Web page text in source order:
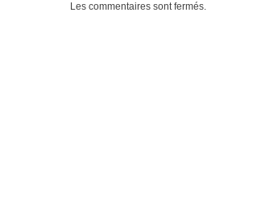
Les commentaires sont fermés.